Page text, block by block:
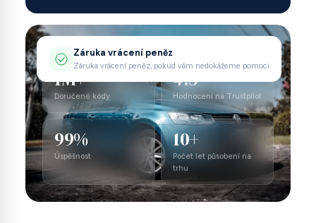
Záruka vrácení peněz
Záruka vrácení peněz, pokud vám nedokážeme pomoci
1M+
Doručené kódy
4.5
Hodnocení na Trustpilot
99%
Úspěšnost
10+
Počet let působení na
trhu